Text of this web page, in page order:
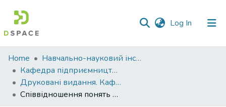
Log In (current)
Communities
&
Collections
All of DSpace
Home
Навчально-науковий інститут економіки, управління, права та інформаційних технологій
Кафедра підприємництва і права
Друковані видання. Кафедра підприємництва і права
Співвідношення понять «конституція», «конституціоналізм», «конституційне право»